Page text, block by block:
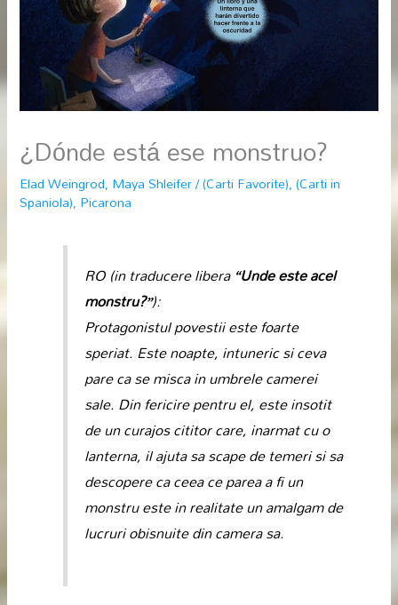
¿Dónde está ese monstruo?
Elad Weingrod, Maya Shleifer/(Carti Favorite),(Carti in
Spaniola), Picarona
RO (in traducere libera“Unde este acel
monstru?”):
Protagonistul povestii este foarte
speriat. Este noapte, intuneric si ceva
pare ca se misca in umbrele camerei
sale. Din fericire pentru el, este insotit
de un curajos cititor care, inarmat cu o
lanterna, il ajuta sa scape de temeri si sa
descopere ca ceea ce parea a fi un
monstru este in realitate un amalgam de
lucruri obisnuite din camera sa.